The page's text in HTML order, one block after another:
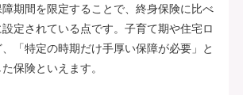
期間を限定することで、終身保険に比べ
定されている点です。子育て期や住宅ロ
「特定の時期だけ手厚い保障が必要」と
保険といえます。